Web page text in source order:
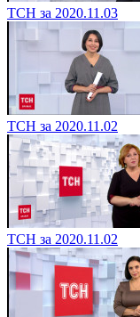
ТСН за 2020.11.03
ТСН за 2020.11.02
ТСН за 2020.11.02